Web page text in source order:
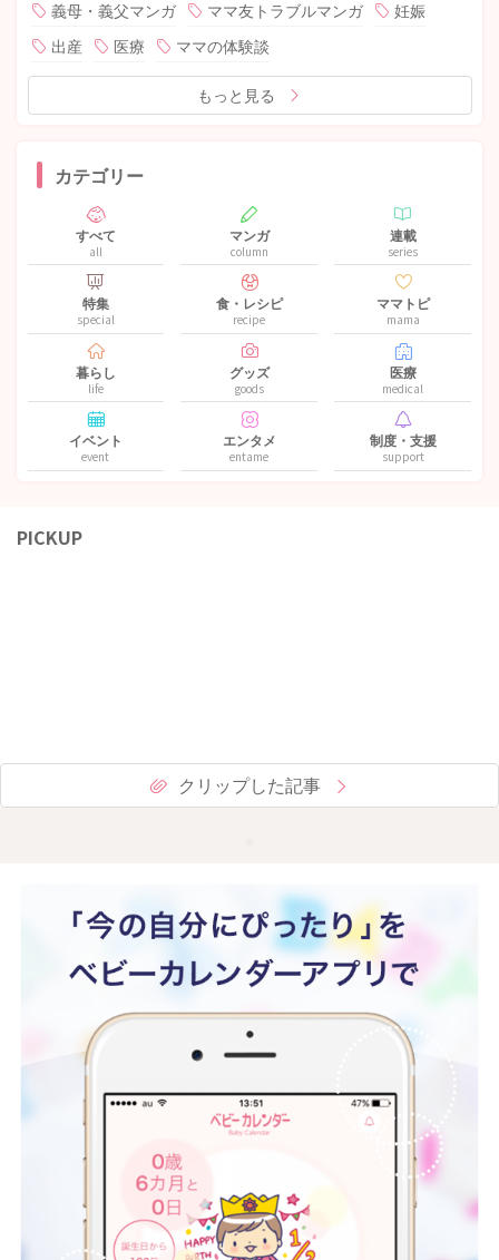
義母・義父マンガ ママ友トラブルマンガ
妊娠
出産
医療 ママの体験談
もっと見る
カテゴリー
すべて
all
マンガ
column
連載
series
特集
special
食・レシピ
recipe
ママトピ
mama
暮らし
life
グッズ
goods
医療
medical
イベント
event
エンタメ
entame
制度・支援
support
PICKUP
クリップした記事